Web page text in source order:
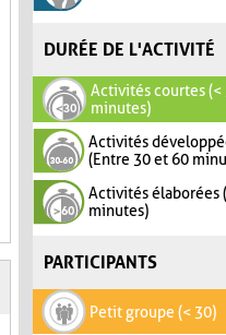
DURÉE DE L'ACTIVITÉ
Activités courtes (<
minutes)
Activités
(Entre 30 et 60
Activités élaborées
minutes)
PARTICIPANTS
Petit groupe (< 30)